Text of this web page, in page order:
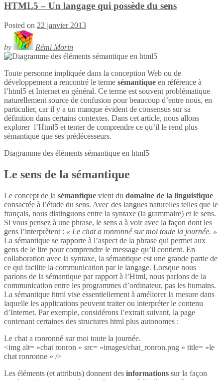
HTML5 – Un langage qui possède du sens
Posted on 22 janvier 2013
by Rémi Morin
Toute personne impliquée dans la conception Web ou de
développement a rencontré le terme sémantique en référence à
l’html5 et Internet en général. Ce terme est souvent problématique
naturellement source de confusion pour beaucoup d’entre nous, en
particulier, car il y a un manque évident de consensus sur sa
définition dans certains contextes. Dans cet article, nous allons
explorer l’Html5 et tenter de comprendre ce qu’il le rend plus
sémantique que ses prédécesseurs.
Diagramme des éléments sémantique en html5
Le sens de la sémantique
Le concept de la sémantique vient du domaine de la linguistique
consacrée à l’étude du sens. Avec des langues naturelles telles que le
français, nous distinguons entre la syntaxe (la grammaire) et le sens.
Si vous pensez à une phrase, le sens a à voir avec la façon dont les
gens l’interprètent : « Le chat a ronronné sur moi toute la journée. »
La sémantique se rapporte à l’aspect de la phrase qui permet aux
gens de le lire pour comprendre le message qu’il contient. En
collaboration avec la syntaxe, la sémantique est une grande partie de
ce qui facilite la communication par le langage. Lorsque nous
parlons de la sémantique par rapport à l’Html, nous parlons de la
communication entre les programmes d’ordinateur, pas les humains.
La sémantique html vise essentiellement à améliorer la mesure dans
laquelle les applications peuvent traiter ou interpréter le contenu
d’Internet. Par exemple, considérons l’extrait suivant, la page
contenant certaines des structures html plus autonomes :
Le chat a ronronné sur moi toute la journée.
<img alt= »chat ronron » src= »images/chat_ronron.png » title= »le
chat ronronne » />
Les éléments (et attributs) donnent des informations sur la façon